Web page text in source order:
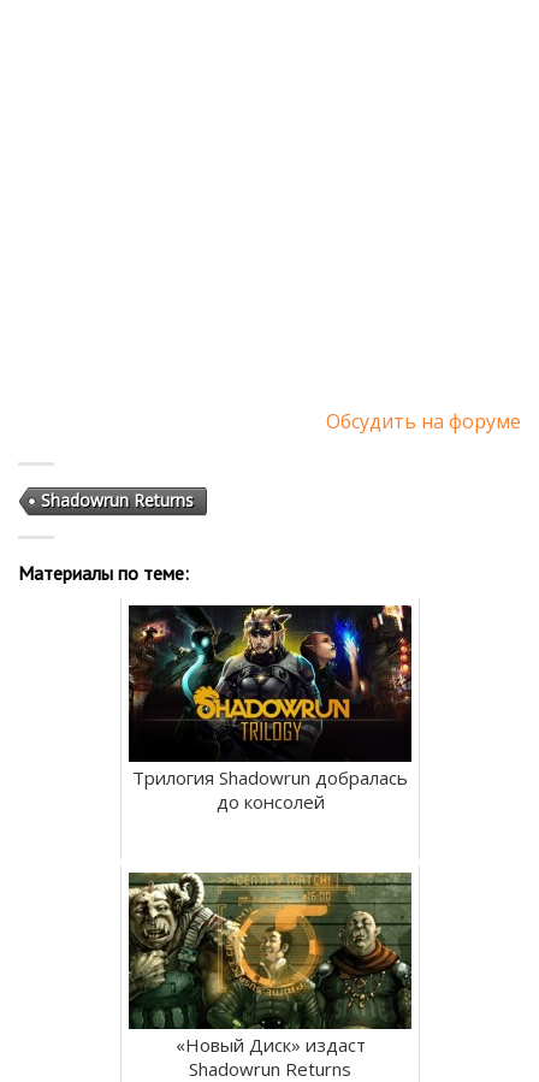
Обсудить на форуме
Shadowrun Returns
Материалы по теме:
Трилогия Shadowrun добралась
до консолей
«Новый Диск» издаст
Shadowrun Returns